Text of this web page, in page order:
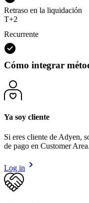
Retraso en la liquidación
T+2
Recurrente
Cómo integrar
Ya soy cliente
Si eres cliente de Adyen,
de pago en Customer Area.
Log in